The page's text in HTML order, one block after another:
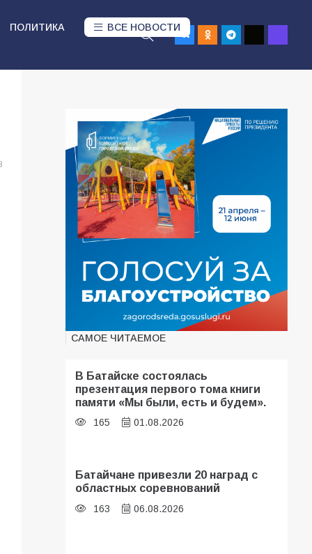
ПОЛИТИКА ВСЕ НОВОСТИ
САМОЕ ЧИТАЕМОЕ
В Батайске состоялась
презентация первого тома книги
памяти «Мы были, есть и будем».
165 01.08.2026
Батайчане привезли 20 наград с
областных соревнований
163 06.08.2026